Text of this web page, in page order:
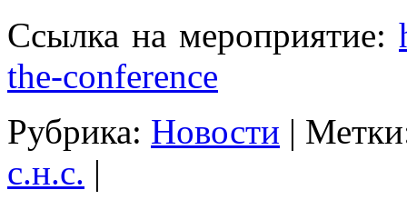
Ссылка на мероприятие:
the-conference
Рубрика: Новости |
с.н.с. |